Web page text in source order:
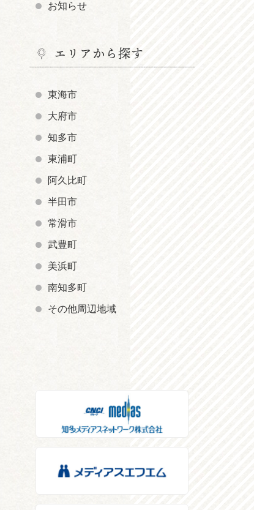
お知らせ
エリアから探す
東海市
大府市
知多市
東浦町
阿久比町
半田市
常滑市
武豊町
美浜町
南知多町
その他周辺地域